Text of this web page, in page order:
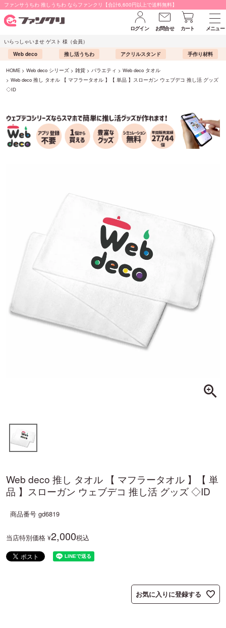
ファンサうちわ 推しうちわ ならファンクリ【合計6,600円以上で送料無料】
ログイン お問合せ カート
メニュー
いらっしゃいませ ゲスト 様（会員）
Web deco
推し活うちわ アクリルスタンド 手作り材料
HOME Web deco シリーズ 雑貨 バラエティ
Web deco タオル
Web deco 推し タオル 【 マフラータオル 】【 単品 】スローガン ウェブデコ 推し活 グッズ
◇ID
Web deco 推し タオル 【 マフラータオル 】【 単
品 】スローガン ウェブデコ 推し活 グッズ ◇ID
商品番号 gd6819
当店特別価格 ¥2,000税込
お気に入りに登録する